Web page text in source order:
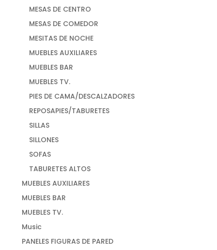
MESAS DE CENTRO
MESAS DE COMEDOR
MESITAS DE NOCHE
MUEBLES AUXILIARES
MUEBLES BAR
MUEBLES TV.
PIES DE CAMA/DESCALZADORES
REPOSAPIES/TABURETES
SILLAS
SILLONES
SOFAS
TABURETES ALTOS
MUEBLES AUXILIARES
MUEBLES BAR
MUEBLES TV.
Music
PANELES FIGURAS DE PARED